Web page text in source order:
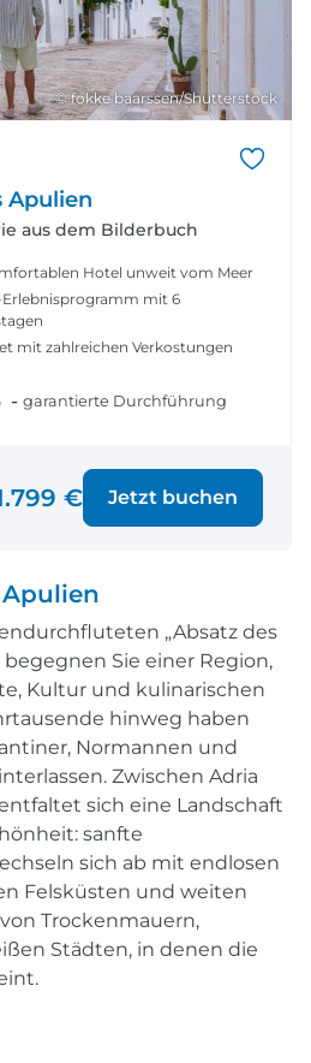
© fokke baarssen/Shutterstock
Apulien
aus dem Bilderbuch
Hotel unweit vom Meer
Erlebnisprogramm mit 6
mit zahlreichen Verkostungen
- garantierte Durchführung
€ Jetzt buchen
„Absatz des
begegnen Sie einer Region,
Kultur und kulinarischen
hinweg haben
Normannen und
Zwischen Adria
sich eine Landschaft
sanfte
sich ab mit endlosen
Felsküsten und weiten
Trockenmauern,
Städten, in denen die